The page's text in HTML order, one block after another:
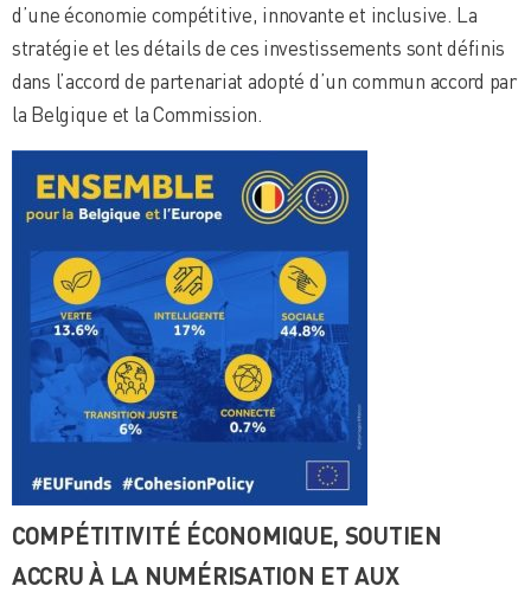
d’une économie compétitive, innovante et inclusive. La
stratégie et les détails de ces investissements sont définis
dans l’accord de partenariat adopté d’un commun accord par
la Belgique et la Commission.
COMPÉTITIVITÉ ÉCONOMIQUE, SOUTIEN
ACCRU À LA NUMÉRISATION ET AUX